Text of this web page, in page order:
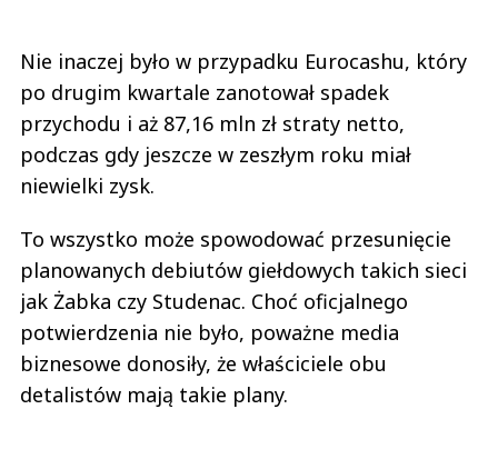
Nie inaczej było w przypadku Eurocashu, który
po drugim kwartale zanotował spadek
przychodu i aż 87,16 mln zł straty netto,
podczas gdy jeszcze w zeszłym roku miał
niewielki zysk.
To wszystko może spowodować przesunięcie
planowanych debiutów giełdowych takich sieci
jak Żabka czy Studenac. Choć oficjalnego
potwierdzenia nie było, poważne media
biznesowe donosiły, że właściciele obu
detalistów mają takie plany.